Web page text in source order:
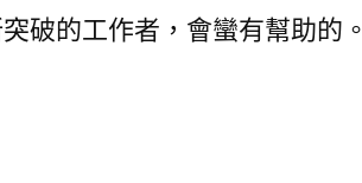
破的工作者，會蠻有幫助的。